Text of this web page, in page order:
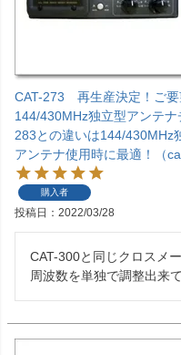
CAT-273 再生産決定！ご
144/430MHz独立型アンテ
283との違いは144/430MHz
アンテナ使用時に最適！（
購入者
投稿日 2022/03/28
CAT-300と同じクロスメ
周波数を単独で調整出来